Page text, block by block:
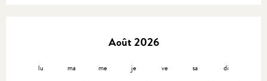
Août 2026
lu ma me je ve sa di